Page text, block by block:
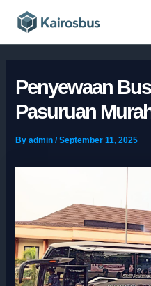
Penyewaan
Pasuruan
Byadmin/September 11, 2025